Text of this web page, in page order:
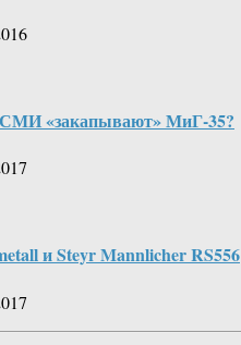
«закапывают» МиГ-35?
и Steyr Mannlicher RS556